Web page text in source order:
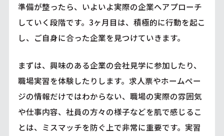
準備が整ったら、いよいよ実際の企業へアプローチ
していく段階です。3ヶ月目は、積極的に行動を起こ
し、ご自身に合った企業を見つけていきます。
まずは、興味のある企業の会社見学に参加したり、
職場実習を体験したりします。求人票やホームペー
ジの情報だけではわからない、職場の実際の雰囲気
や仕事内容、社員の方々の様子などを肌で感じるこ
とは、ミスマッチを防ぐ上で非常に重要です。実習